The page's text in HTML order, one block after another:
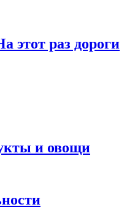
этот раз дороги
и овощи